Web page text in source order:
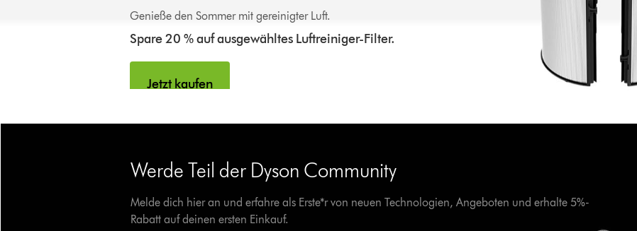
Genieße den Sommer mit gereinigter Luft.
Spare 20 % auf ausgewähltes Luftreiniger-Filter.
Jetzt kaufen
Werde Teil der Dyson Community
Melde dich hier an und erfahre als Erste*r von neuen Technologien, Angeboten und erhalte 5%-
Rabatt auf deinen ersten Einkauf.